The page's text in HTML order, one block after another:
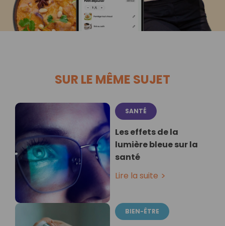
SUR LE MÊME SUJET
SANTÉ
Les effets de la
lumière bleue sur la
santé
Lire la suite
BIEN-ÊTRE